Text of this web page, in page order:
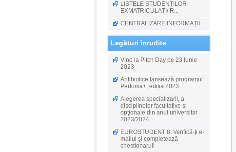
LISTELE STUDENŢILOR
EXMATRICULAŢI/ R...
CENTRALIZARE INFORMAȚII
Legături înrudite
Vino la Pitch Day pe 23 Iunie
2023
Antibiotice lansează programul
Perfoma+, ediția 2023
Alegerea specializarii, a
disciplinelor facultative şi
opţionale din anul universitar
2023/2024
EUROSTUDENT 8: Verifică-ți e-
mailul și completează
chestionarul!